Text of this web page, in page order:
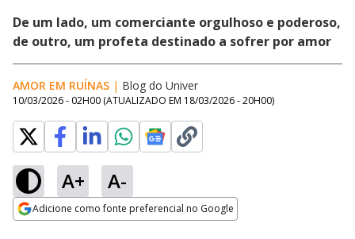
De um lado, um comerciante orgulhoso e poderoso,
de outro, um profeta destinado a sofrer por amor
AMOR EM RUÍNAS | Blog do Univer
10/03/2026 - 02H00 (ATUALIZADO EM 18/03/2026 - 20H00)
A+ A-
Adicione como fonte preferencial no Google